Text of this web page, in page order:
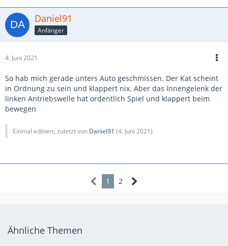
Daniel91
Anfänger
4. Juni 2021
So hab mich gerade unters Auto geschmissen. Der Kat scheint
in Ordnung zu sein und klappert nix. Aber das Innengelenk der
linken Antriebswelle hat ordentlich Spiel und klappert beim
bewegen
Einmal editiert, zuletzt von Daniel91 (4. Juni 2021)
1 2
Ähnliche Themen